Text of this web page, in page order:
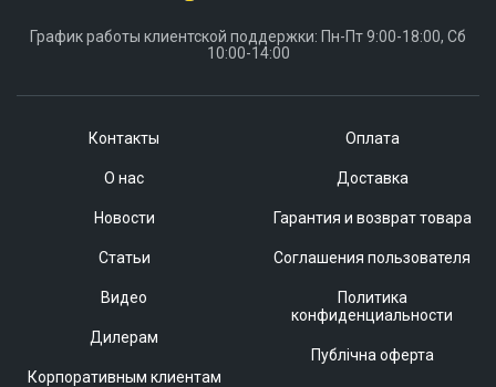
Контакты
О нас
Новости
Статьи
Видео
Дилерам
Корпоративным клиентам
Оплата
Доставка
Гарантия и возврат товара
Соглашения пользователя
Политика
конфиденциальности
Публічна оферта
График работы клиентской поддержки: Пн-Пт 9:00-18:00, Сб
10:00-14:00